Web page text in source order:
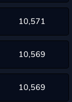
10,571
10,569
10,569